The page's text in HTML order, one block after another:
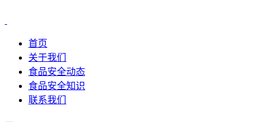
首页
关于我们
食品安全动态
食品安全知识
联系我们